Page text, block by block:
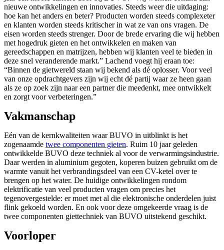
nieuwe ontwikkelingen en innovaties. Steeds weer die uitdaging:
hoe kan het anders en beter? Producten worden steeds complexeter
en klanten worden steeds kritischer in wat ze van ons vragen. De
eisen worden steeds strenger. Door de brede ervaring die wij hebben
met hogedruk gieten en het ontwikkelen en maken van
gereedschappen en matrijzen, hebben wij klanten veel te bieden in
deze snel veranderende markt.” Lachend voegt hij eraan toe:
“Binnen de gietwereld staan wij bekend als dé oplosser. Voor veel
van onze opdrachtgevers zijn wij echt dé partij waar ze heen gaan
als ze op zoek zijn naar een partner die meedenkt, mee ontwikkelt
en zorgt voor verbeteringen.”
Vakmanschap
Eén van de kernkwaliteiten waar BUVO in uitblinkt is het
zogenaamde twee componenten gieten. Ruim 10 jaar geleden
ontwikkelde BUVO deze techniek al voor de verwarmingsindustrie.
Daar werden in aluminium gegoten, koperen buizen gebruikt om de
warmte vanuit het verbrandingsdeel van een CV-ketel over te
brengen op het water. De huidige ontwikkelingen rondom
elektrificatie van veel producten vragen om precies het
tegenovergestelde: er moet met al die elektronische onderdelen juist
flink gekoeld worden. En ook voor deze omgekeerde vraag is de
twee componenten giettechniek van BUVO uitstekend geschikt.
Voorloper